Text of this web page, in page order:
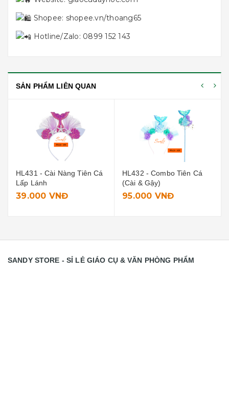
Shopee: shopee.vn/thoang65
Hotline/Zalo: 0899 152 143
SẢN PHẨM LIÊN QUAN
HL432 - Combo Tiên Cá
(Cài & Gậy)
95.000 VNĐ
HL429 - Cài Vương Miện
12.000 VNĐ
SANDY STORE - SỈ LẺ GIÁO CỤ & VĂN PHÒNG PHẨM